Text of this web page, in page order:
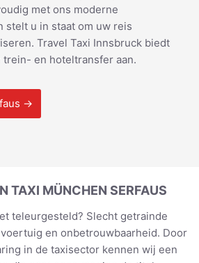
met ons moderne
stelt u in staat om uw reis
Travel Taxi Innsbruck biedt
trein- en hoteltransfer aan.
→
TAXI MÜNCHEN SERFAUS
teleurgesteld? Slecht getrainde
en onbetrouwbaarheid. Door
in de taxisector kennen wij een